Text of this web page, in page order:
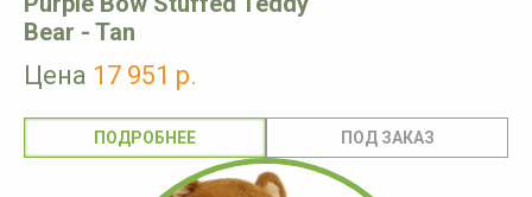
Bear - Tan
Цена 17 951 р.
ПОДРОБНЕЕ